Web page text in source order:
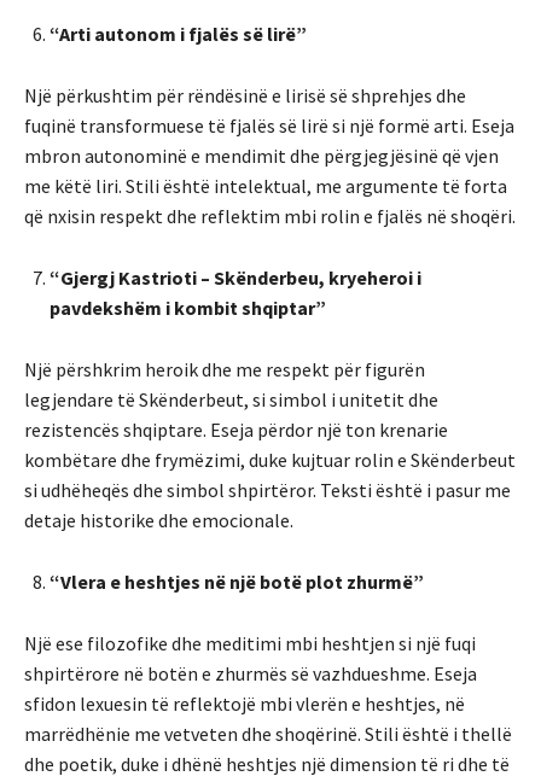
“Arti autonom i fjalës së lirë”
Një përkushtim për rëndësinë e lirisë së shprehjes dhe
fuqinë transformuese të fjalës së lirë si një formë arti. Eseja
mbron autonominë e mendimit dhe përgjegjësinë që vjen
me këtë liri. Stili është intelektual, me argumente të forta
që nxisin respekt dhe reflektim mbi rolin e fjalës në shoqëri.
“Gjergj Kastrioti – Skënderbeu, kryeheroi i
pavdekshëm i kombit shqiptar”
Një përshkrim heroik dhe me respekt për figurën
legjendare të Skënderbeut, si simbol i unitetit dhe
rezistencës shqiptare. Eseja përdor një ton krenarie
kombëtare dhe frymëzimi, duke kujtuar rolin e Skënderbeut
si udhëheqës dhe simbol shpirtëror. Teksti është i pasur me
detaje historike dhe emocionale.
“Vlera e heshtjes në një botë plot zhurmë”
Një ese filozofike dhe meditimi mbi heshtjen si një fuqi
shpirtërore në botën e zhurmës së vazhdueshme. Eseja
sfidon lexuesin të reflektojë mbi vlerën e heshtjes, në
marrëdhënie me vetveten dhe shoqërinë. Stili është i thellë
dhe poetik, duke i dhënë heshtjes një dimension të ri dhe të